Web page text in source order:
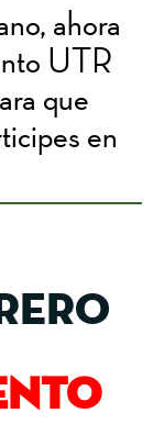
ahora
UTR
que
en